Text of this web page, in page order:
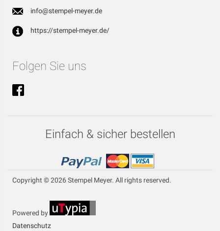
info@stempel-meyer.de
https://stempel-meyer.de/
Folgen Sie uns
Einfach & sicher bestellen
Copyright © 2026 Stempel Meyer. All rights reserved.
Powered by
Datenschutz